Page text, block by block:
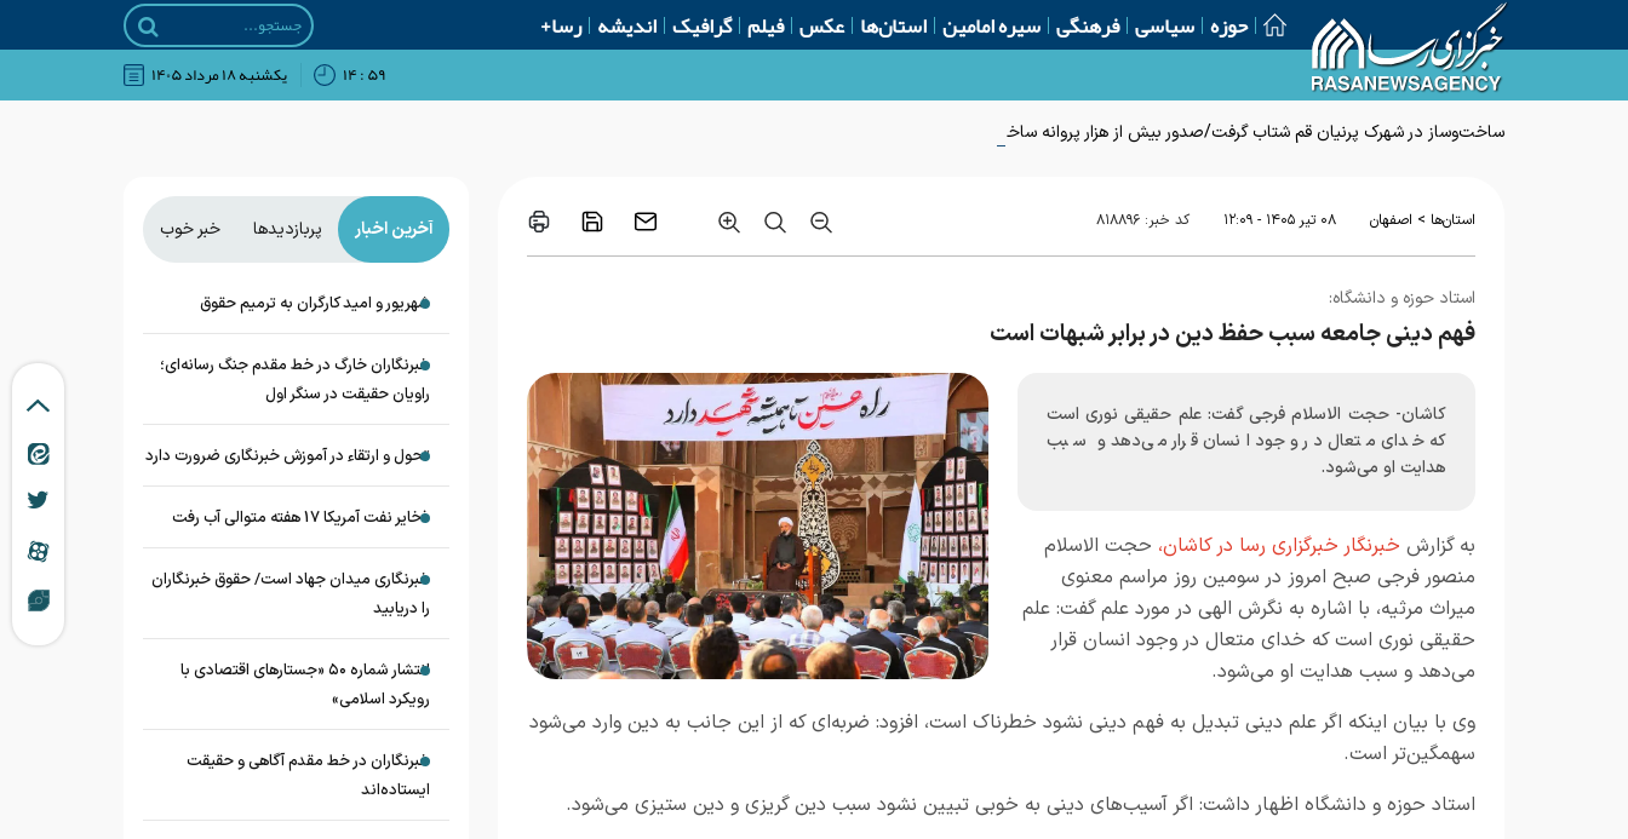
حوزه سیاسی فرهنگی سیره امامین استان‌ها عکس فیلم گرافیک اندیشه رسا+
۵۹ : ۱۴ يکشنبه ۱۸ مرداد ۱۴۰۵
ساخت‌وساز در شهرک پرنیان قم شتاب گرفت/صدور بیش از هزار پروانه ساخت از ابتدای سال
استان‌ها > اصفهان ۰۸ تير ۱۴۰۵ - ۱۲:۰۹ کد خبر: ۸۱۸۸۹۶
استاد حوزه و دانشگاه:
فهم دینی جامعه سبب حفظ دین در برابر شبهات است
کاشان- حجت الاسلام فرجی گفت: علم حقیقی نوری است
که خدای متعال در وجود انسان قرار می‌دهد و سبب
هدایت او می‌شود.
به گزارش خبرنگار خبرگزاری رسا در کاشان، حجت الاسلام
منصور فرجی صبح امروز در سومین روز مراسم معنوی
میراث مرثیه، با اشاره به نگرش الهی در مورد علم گفت: علم
حقیقی نوری است که خدای متعال در وجود انسان قرار
می‌دهد و سبب هدایت او می‌شود.
وی با بیان اینکه اگر علم دینی تبدیل به فهم دینی نشود خطرناک است، افزود: ضربه‌ای که از این جانب به دین وارد می‌شود
سهمگین‌تر است.
استاد حوزه و دانشگاه اظهار داشت: اگر آسیب‌های دینی به خوبی تبیین نشود سبب دین گریزی و دین ستیزی می‌شود.
آخرین اخبار پربازدیدها خبر خوب
شهریور و امید کارگران به ترمیم حقوق
خبرنگاران خارگ در خط مقدم جنگ رسانه‌ای؛
راویان حقیقت در سنگر اول
تحول و ارتقاء در آموزش خبرنگاری ضرورت دارد
ذخایر نفت آمریکا 17 هفته متوالی آب رفت
خبرنگاری میدان جهاد است/ حقوق خبرنگاران
را دریابید
انتشار شماره ۵۰ «جستارهای اقتصادی با
رویکرد اسلامی»
خبرنگاران در خط مقدم آگاهی و حقیقت
ایستاده‌اند